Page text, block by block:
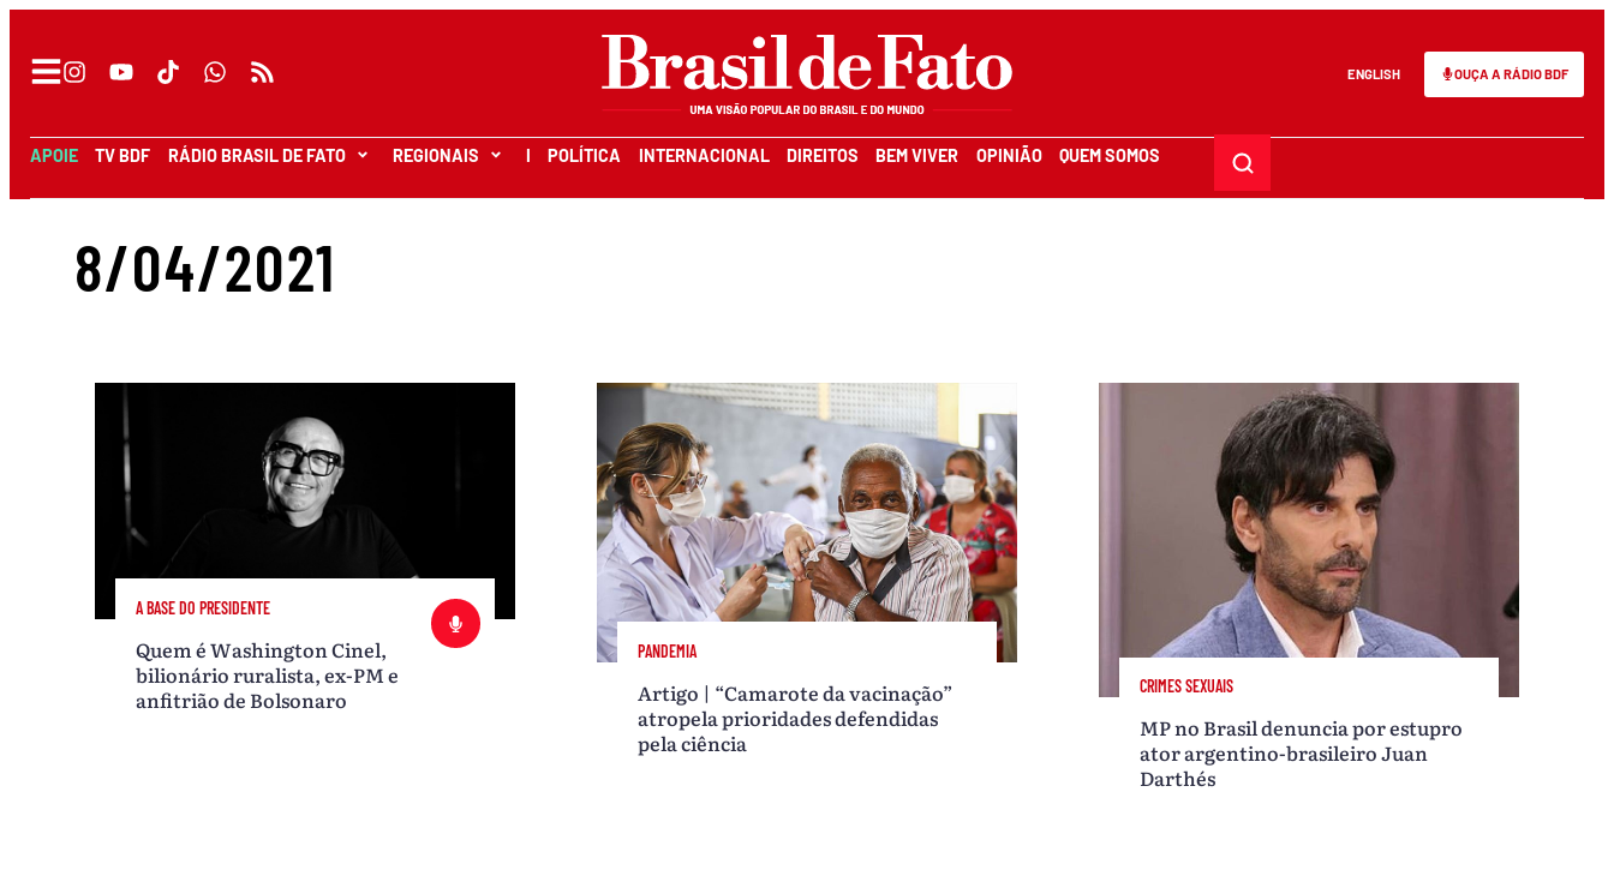
ENGLISH OUÇA A RÁDIO BDF
APOIE TV BDF RÁDIO BRASIL DE FATO REGIONAIS I POLÍTICA INTERNACIONAL DIREITOS BEM VIVER OPINIÃO QUEM SOMOS
8/04/2021
A BASE DO PRESIDENTE
Quem é Washington Cinel,
bilionário ruralista, ex-PM e
anfitrião de Bolsonaro
PANDEMIA
Artigo | “Camarote da vacinação”
atropela prioridades defendidas
pela ciência
CRIMES SEXUAIS
MP no Brasil denuncia por estupro
ator argentino-brasileiro Juan
Darthés